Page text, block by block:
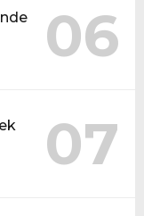
06
07